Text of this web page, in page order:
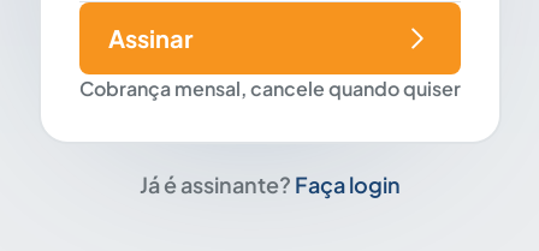
Cobrança mensal, cancele quando quiser
Assinar
Já é assinante? Faça login